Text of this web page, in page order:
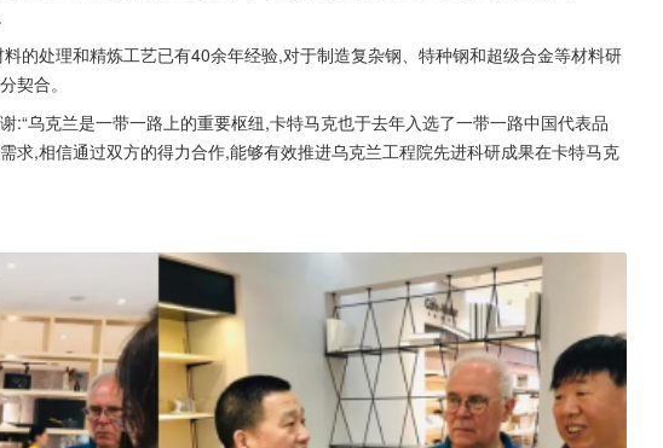
的处理和精炼工艺已有40余年经验,对于制造复杂钢、特种钢和超级合金等材料研
契合。
:“乌克兰是一带一路上的重要枢纽,卡特马克也于去年入选了一带一路中国代表品
求,相信通过双方的得力合作,能够有效推进乌克兰工程院先进科研成果在卡特马克